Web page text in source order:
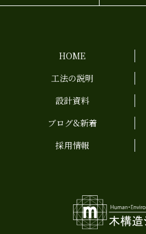
HOME
工法の説明
設計資料
ブログ&新着
採用情報